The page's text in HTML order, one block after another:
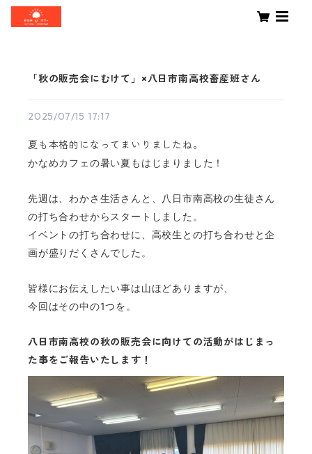
「秋の販売会にむけて」×八日市南高校畜産班さん
2025/07/15 17:17
夏も本格的になってまいりましたね。
かなめカフェの暑い夏もはじまりました！
先週は、わかさ生活さんと、八日市南高校の生徒さん
の打ち合わせからスタートしました。
イベントの打ち合わせに、高校生との打ち合わせと企
画が盛りだくさんでした。
皆様にお伝えしたい事は山ほどありますが、
今回はその中の1つを。
八日市南高校の秋の販売会に向けての活動がはじまっ
た事をご報告いたします！